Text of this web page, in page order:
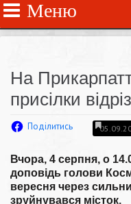
Меню
На
присілки
Поділитись
Вчора, 4 серпня, о
доповідь голови
вересня через
зруйнувався місток.